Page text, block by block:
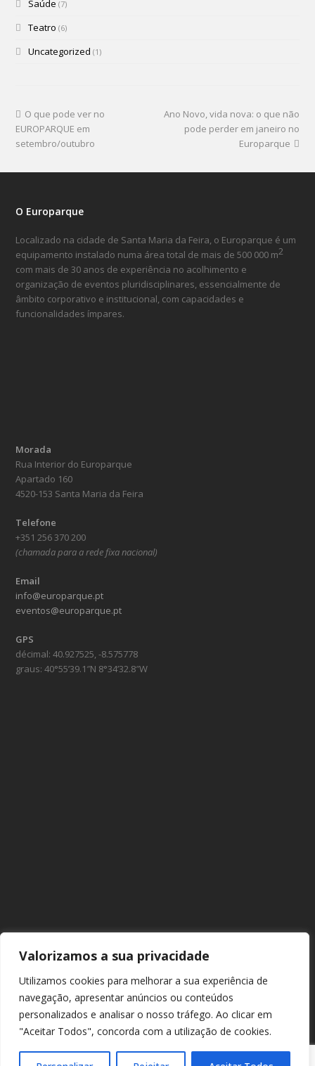
Valorizamos a sua privacidade
Utilizamos cookies para melhorar a sua experiência de
navegação, apresentar anúncios ou conteúdos
personalizados e analisar o nosso tráfego. Ao clicar em
"Aceitar Todos", concorda com a utilização de cookies.
Saúde (7)
Teatro (6)
Uncategorized (1)
O que pode ver no
EUROPARQUE em
setembro/outubro
Ano Novo, vida nova: o que não
pode perder em janeiro no
Europarque
O Europarque
Localizado na cidade de Santa Maria da Feira, o Europarque é um
equipamento instalado numa área total de mais de 500 000 m2
com mais de 30 anos de experiência no acolhimento e
organização de eventos pluridisciplinares, essencialmente de
âmbito corporativo e institucional, com capacidades e
funcionalidades ímpares.
Morada
Rua Interior do Europarque
Apartado 160
4520-153 Santa Maria da Feira
Telefone
+351 256 370 200
(chamada para a rede fixa nacional)
Email
info@europarque.pt
eventos@europarque.pt
GPS
décimal: 40.927525, -8.575778
graus: 40°55’39.1″N 8°34’32.8″W
© 2026 Europarque. Todos os direitos reservados. |
Privacidade|Política de Cookies